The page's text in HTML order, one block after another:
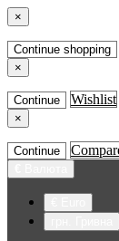
×
Continue shopping
×
Continue Wishlist
×
Continue